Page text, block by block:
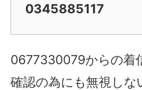
0345885117
0677330079からの着
確認の為にも無視しな